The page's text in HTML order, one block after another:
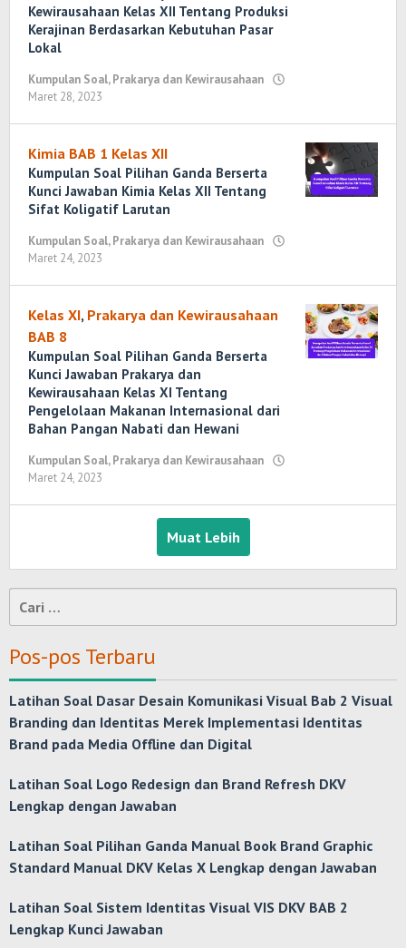
Kewirausahaan Kelas XII Tentang Produksi
Kerajinan Berdasarkan Kebutuhan Pasar
Lokal
Kumpulan Soal,Prakarya dan Kewirausahaan
Maret 28, 2023
Kimia BAB 1 Kelas XII
Kumpulan Soal Pilihan Ganda Berserta
Kunci Jawaban Kimia Kelas XII Tentang
Sifat Koligatif Larutan
Kumpulan Soal,Prakarya dan Kewirausahaan
Maret 24, 2023
Kelas XI, Prakarya dan Kewirausahaan
BAB 8
Kumpulan Soal Pilihan Ganda Berserta
Kunci Jawaban Prakarya dan
Kewirausahaan Kelas XI Tentang
Pengelolaan Makanan Internasional dari
Bahan Pangan Nabati dan Hewani
Kumpulan Soal,Prakarya dan Kewirausahaan
Maret 24, 2023
Muat Lebih
Cari
untuk:
Pos-pos Terbaru
Latihan Soal Dasar Desain Komunikasi Visual Bab 2 Visual
Branding dan Identitas Merek Implementasi Identitas
Brand pada Media Offline dan Digital
Latihan Soal Logo Redesign dan Brand Refresh DKV
Lengkap dengan Jawaban
Latihan Soal Pilihan Ganda Manual Book Brand Graphic
Standard Manual DKV Kelas X Lengkap dengan Jawaban
Latihan Soal Sistem Identitas Visual VIS DKV BAB 2
Lengkap Kunci Jawaban